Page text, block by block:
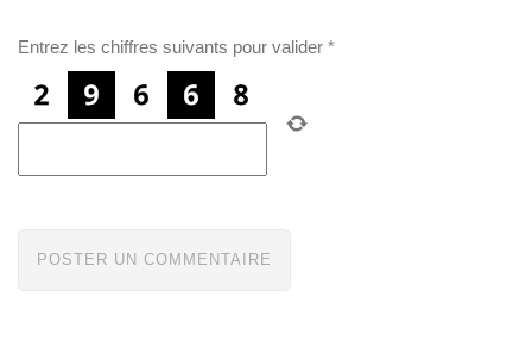
Entrez les chiffres suivants pour valider *